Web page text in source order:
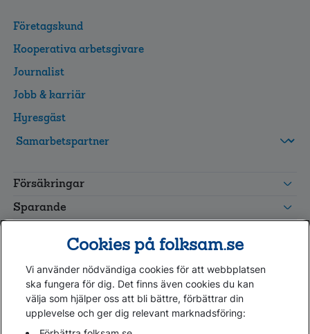
Företagskund
Kooperativa arbetsgivare
Journalist
Jobb & karriär
Hyresgäst
grupp
Leverantörswebb
Försäkringar
Sparande
Kundservice
Hjälp
Cookies på folksam.se
Vi använder nödvändiga cookies för att webbplatsen
ska fungera för dig. Det finns även cookies du kan
välja som hjälper oss att bli bättre, förbättrar din
upplevelse och ger dig relevant marknadsföring: